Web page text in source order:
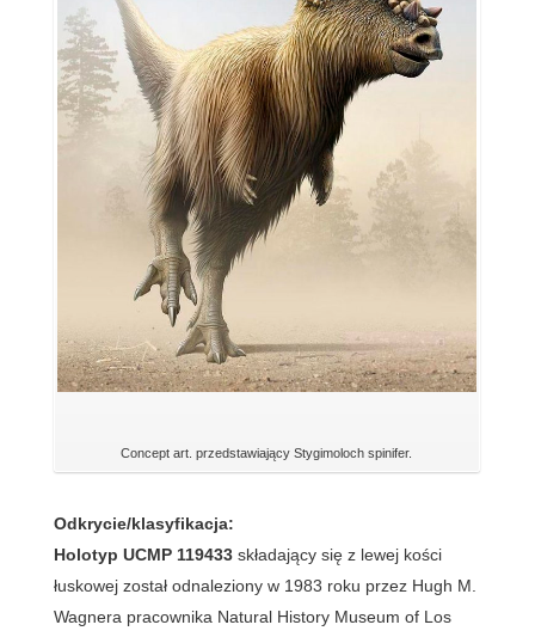
Concept art. przedstawiający Stygimoloch spinifer.
Odkrycie/klasyfikacja:
Holotyp UCMP 119433składający się z lewej kości
łuskowej został odnaleziony w 1983 roku przez Hugh M.
Wagnera pracownika Natural History Museum of Los